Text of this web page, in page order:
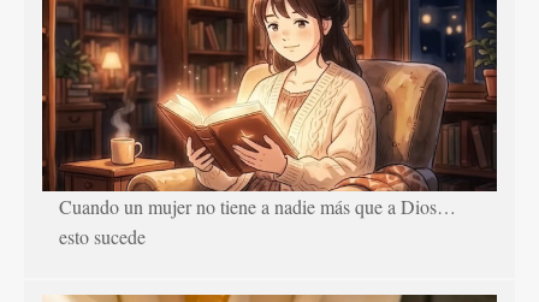
Cuando un mujer no tiene a nadie más que a Dios…
esto sucede